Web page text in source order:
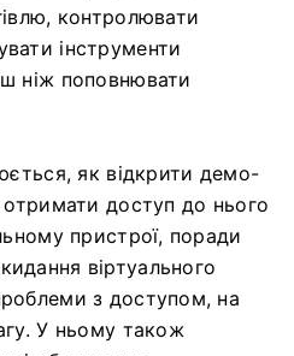
контролювати
інструменти
ніж поповнювати
як відкрити демо-
доступ до нього
пристрої, поради
віртуального
з доступом, на
У ньому також